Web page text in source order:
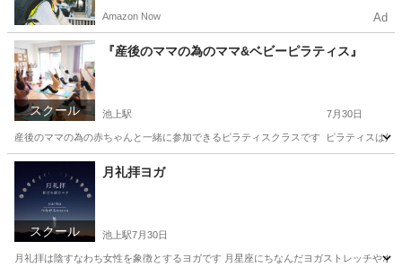
う！
Amazon Now Ad
スクール
『産後のママの為のママ&ベビーピラティス』
池上駅 7月30日
産後のママの為の赤ちゃんと一緒に参加できるピラティスクラスです ⁡ ⁡ピラティスは
東京 大田区 池上駅 その他
スクール
月礼拝ヨガ
池上駅7月30日
月礼拝は陰すなわち女性を象徴とするヨガです 月星座にちなんだヨガストレッチや